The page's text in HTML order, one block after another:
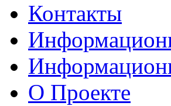
Контакты
О Проекте